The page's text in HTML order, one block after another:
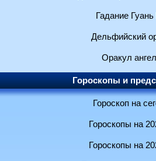
Гадание
Дельфийский
Оракул
Гороскопы и
Гороскоп на
Гороскопы на
Гороскопы на